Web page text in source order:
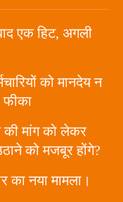
एक हिट, अगली
को मानदेय न
फीका
की मांग को लेकर
को मजबूर होंगे?
का नया मामला।